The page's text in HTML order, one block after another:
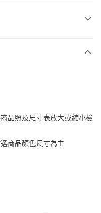
品照及尺寸表放大或縮小檢
商品顏色尺寸為主